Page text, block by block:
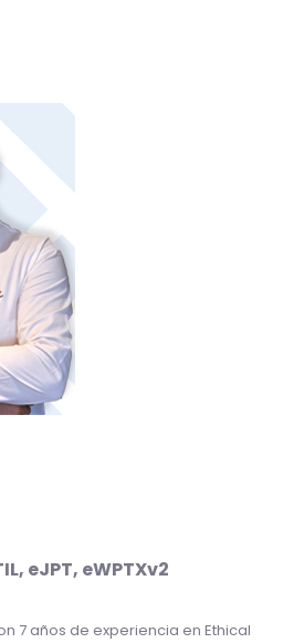
eJPT, eWPTXv2
7 años de experiencia en Ethical